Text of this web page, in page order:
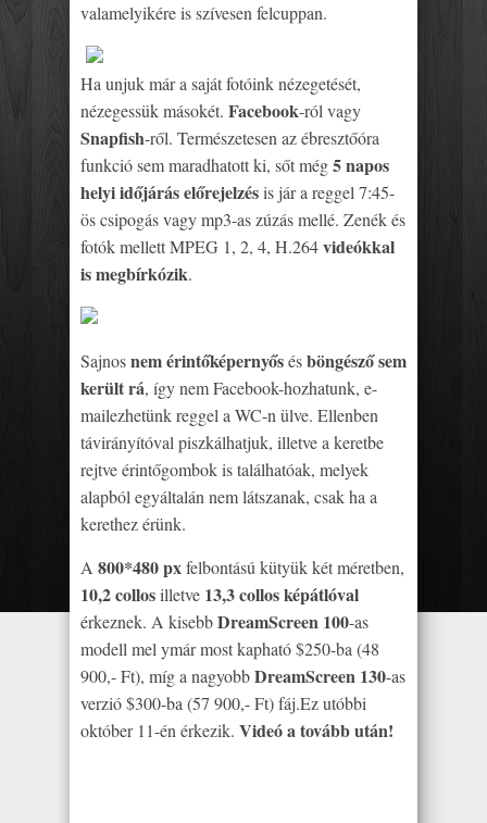
valamelyikére is szívesen felcuppan.
Ha unjuk már a saját fotóink nézegetését,
nézegessük másokét. Facebook-ról vagy
Snapfish-ről. Természetesen az ébresztőóra
funkció sem maradhatott ki, sőt még5 napos
helyi időjárás előrejelzésis jár a reggel 7:45-
ös csipogás vagy mp3-as zúzás mellé. Zenék és
fotók mellett MPEG 1, 2, 4, H.264videókkal
is megbírkózik.
Sajnosnem érintőképernyősésböngésző sem
került rá, így nem Facebook-hozhatunk, e-
mailezhetünk reggel a WC-n ülve. Ellenben
távirányítóval piszkálhatjuk, illetve a keretbe
rejtve érintőgombok is találhatóak, melyek
alapból egyáltalán nem látszanak, csak ha a
kerethez érünk.
A 800*480 pxfelbontású kütyük két méretben,
10,2 collosilletve 13,3 collos képátlóval
érkeznek. A kisebbDreamScreen 100-as
modell mel ymár most kapható $250-ba (48
900,- Ft), míg a nagyobbDreamScreen 130-as
verzió $300-ba (57 900,- Ft) fáj.Ez utóbbi
október 11-én érkezik. Videó a tovább után!